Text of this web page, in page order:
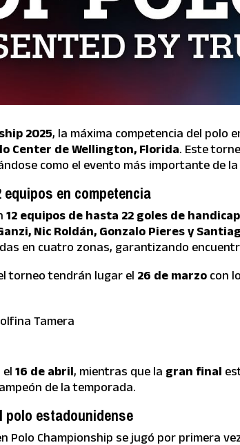
2025, la máxima competencia del polo
Center de Wellington, Florida. Este
como el evento más importante de
en competencia
12 equipos de hasta 22 goles de handicap
Nic Roldán, Gonzalo Pieres y
en cuatro zonas, garantizando
torneo tendrán lugar el 26 de marzo con
Tamera
el16 de abril, mientras que la gran final
de la temporada.
polo estadounidense
Polo Championship se jugó por primera